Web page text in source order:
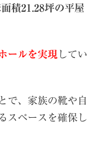
積21.28坪の平屋
ールを実現 してい
で、家族の靴や自
スペースを確保し